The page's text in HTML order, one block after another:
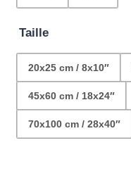
Taille
20x25 cm / 8x10″
45x60 cm / 18x24″
70x100 cm / 28x40″